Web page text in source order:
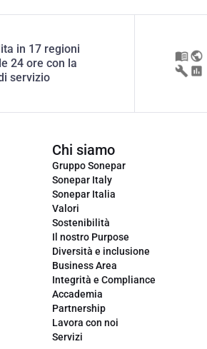
in 17 regioni
24 ore con la
servizio
Chi siamo
Gruppo Sonepar
Sonepar Italy
Sonepar Italia
Valori
Sostenibilità
Il nostro Purpose
Diversità e inclusione
Business Area
Integrità e Compliance
Accademia
Partnership
Lavora con noi
Servizi